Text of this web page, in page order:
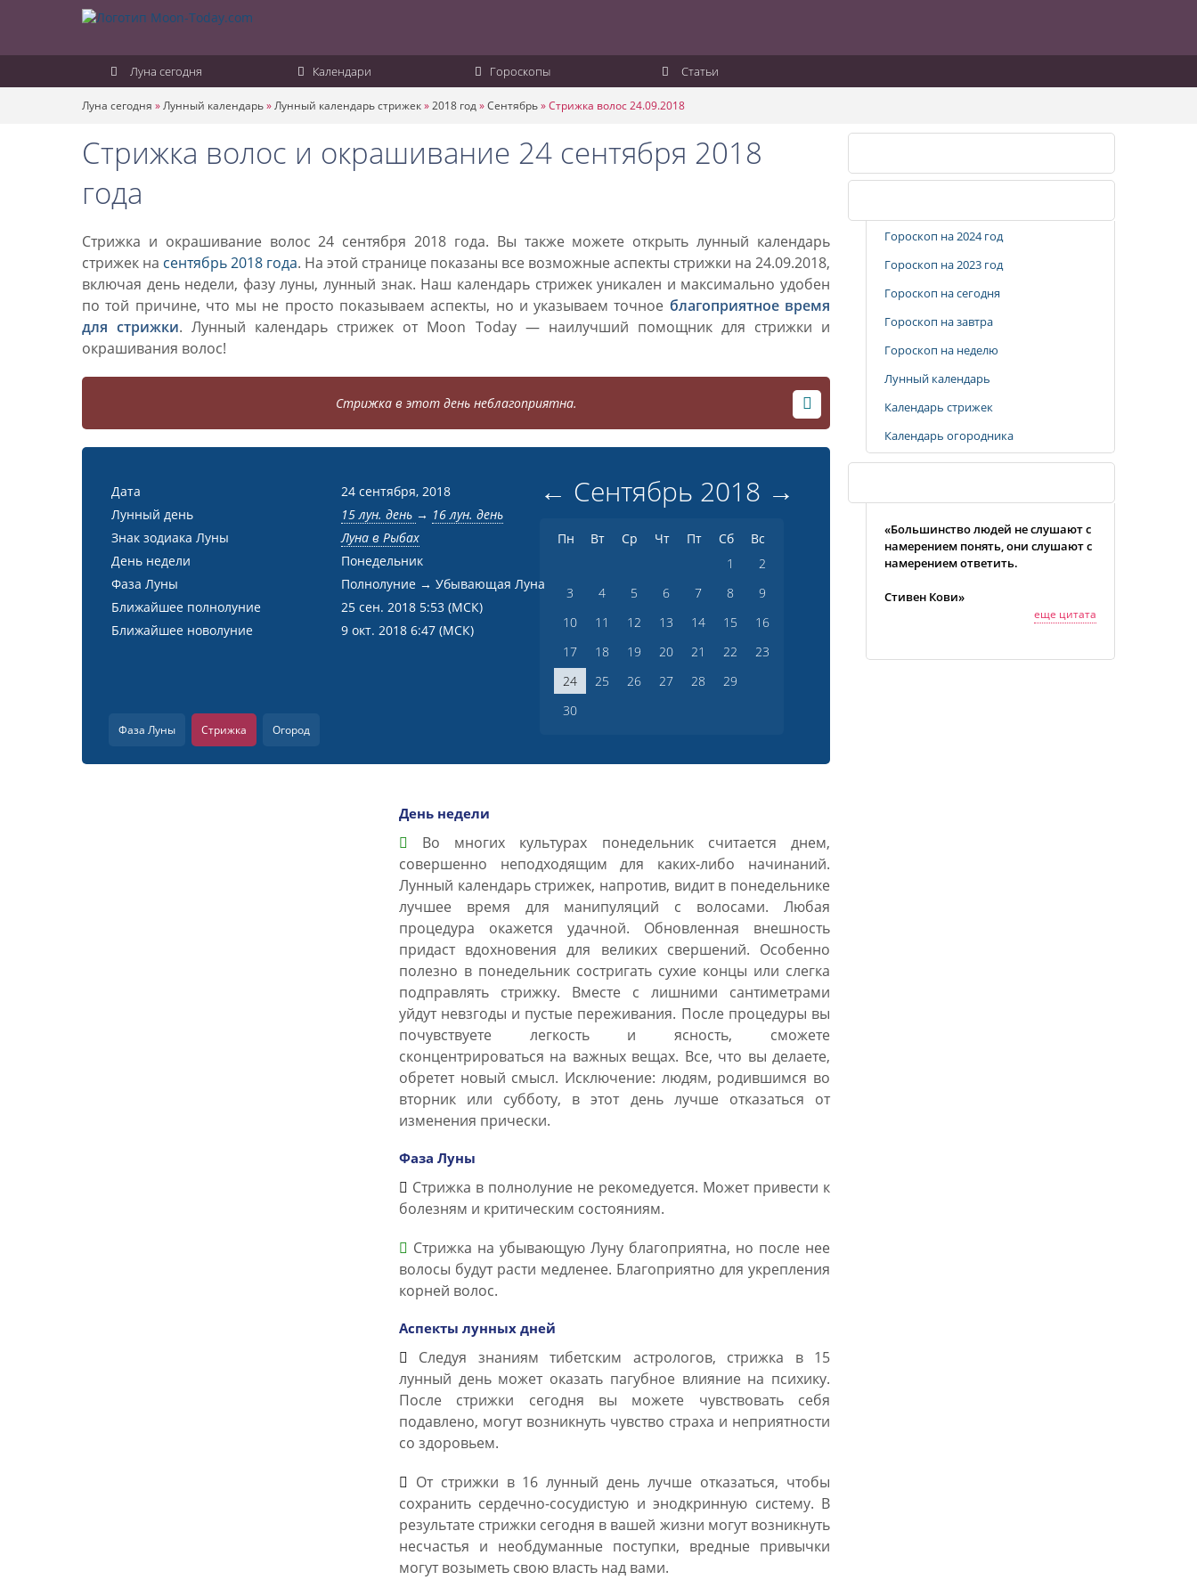
Луна сегодня Календари Гороскопы Статьи
Луна сегодня »Лунный календарь»Лунный календарь стрижек»2018 год»Сентябрь»Стрижка волос 24.09.2018
Стрижка волос и окрашивание 24 сентября 2018
года
Стрижка и окрашивание волос 24 сентября 2018 года. Вы также можете открыть лунный календарь
стрижек на сентябрь 2018 года. На этой странице показаны все возможные аспекты стрижки на 24.09.2018,
включая день недели, фазу луны, лунный знак. Наш календарь стрижек уникален и максимально удобен
по той причине, что мы не просто показываем аспекты, но и указываем точное благоприятное время
для стрижки. Лунный календарь стрижек от Moon Today — наилучший помощник для стрижки и
окрашивания волос!
Стрижка в этот день неблагоприятна.
Дата
24 сентября, 2018
Лунный день
15 лун. день → 16 лун. день
Знак зодиака Луны
Луна в Рыбах
День недели
Понедельник
Фаза Луны
Полнолуние → Убывающая Луна
Ближайшее полнолуние
25 сен. 2018 5:53 (МСК)
Ближайшее новолуние
9 окт. 2018 6:47 (МСК)
← Сентябрь 2018 →
Пн Вт Ср Чт Пт Сб
Вс
1
2
3
4 5 6 7 8
9
10
11 12 13 14 15
16
17
18 19 20 21 22
23
24
25 26 27 28
29
30
Фаза Луны Стрижка Огород
День недели
Во многих культурах понедельник считается днем,
совершенно неподходящим для каких-либо начинаний.
Лунный календарь стрижек, напротив, видит в понедельнике
лучшее время для манипуляций с волосами. Любая
процедура окажется удачной. Обновленная внешность
придаст вдохновения для великих свершений. Особенно
полезно в понедельник состригать сухие концы или слегка
подправлять стрижку. Вместе с лишними сантиметрами
уйдут невзгоды и пустые переживания. После процедуры вы
почувствуете легкость и ясность, сможете
сконцентрироваться на важных вещах. Все, что вы делаете,
обретет новый смысл. Исключение: людям, родившимся во
вторник или субботу, в этот день лучше отказаться от
изменения прически.
Фаза Луны
Стрижка в полнолуние не рекомедуется. Может привести к
болезням и критическим состояниям.
Стрижка на убывающую Луну благоприятна, но после нее
волосы будут расти медленее. Благоприятно для укрепления
корней волос.
Аспекты лунных дней
Следуя знаниям тибетским астрологов, стрижка в 15
лунный день может оказать пагубное влияние на психику.
После стрижки сегодня вы можете чувствовать себя
подавлено, могут возникнуть чувство страха и неприятности
со здоровьем.
От стрижки в 16 лунный день лучше отказаться, чтобы
сохранить сердечно-сосудистую и энодкринную систему. В
результате стрижки сегодня в вашей жизни могут возникнуть
несчастья и необдуманные поступки, вредные привычки
могут возыметь свою власть над вами.
Гороскоп на 2024 год
Гороскоп на 2023 год
Гороскоп на сегодня
Гороскоп на завтра
Гороскоп на неделю
Лунный календарь
Календарь стрижек
Календарь огородника
«Большинство людей не слушают с
намерением понять, они слушают с
намерением ответить.
Стивен Кови»
еще цитата